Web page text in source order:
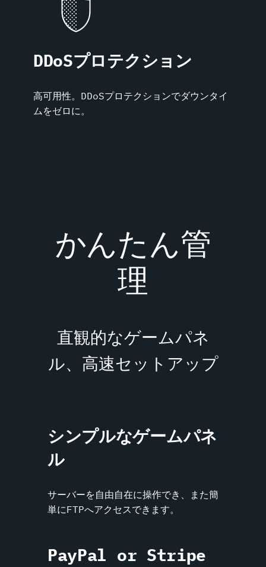
DDoSプロテクション
高可用性。DDoSプロテクションでダウンタイ
ムをゼロに。
かんたん管
理
直観的なゲームパネ
ル、高速セットアップ
シンプルなゲームパネ
ル
サーバーを自由自在に操作でき、また簡
単にFTPへアクセスできます。
PayPal or Stripe